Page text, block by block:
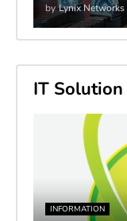
by Lynix Networks
IT
INFORMATION